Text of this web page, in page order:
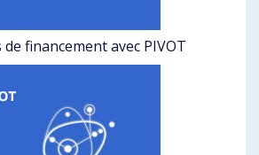
de financement avec PIVOT